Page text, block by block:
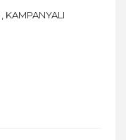
KAMPANYALI